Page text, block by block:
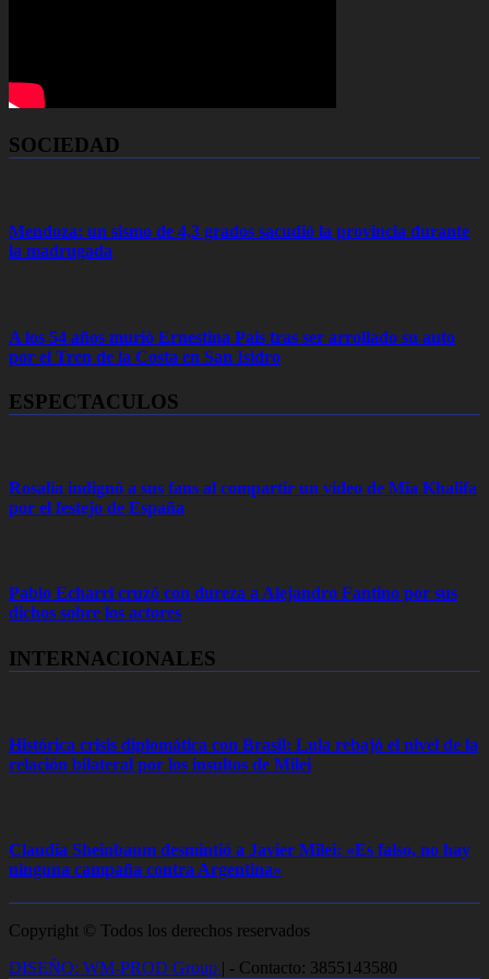
SOCIEDAD
Mendoza: un sismo de 4,3 grados sacudió la provincia durante
la madrugada
A los 54 años murió Ernestina Pais tras ser arrollado su auto
por el Tren de la Costa en San Isidro
ESPECTACULOS
Rosalía indignó a sus fans al compartir un video de Mia Khalifa
por el festejo de España
Pablo Echarri cruzó con dureza a Alejandro Fantino por sus
dichos sobre los actores
INTERNACIONALES
Histórica crisis diplomática con Brasil: Lula rebajó el nivel de la
relación bilateral por los insultos de Milei
Claudia Sheinbaum desmintió a Javier Milei: «Es falso, no hay
ninguna campaña contra Argentina»
Copyright © Todos los derechos reservados
DISEÑO: WM-PROD Group | - Contacto: 3855143580